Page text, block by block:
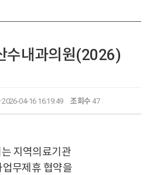
수내과의원(2026)
2026-04-16 16:19:49 조회수 47
지역의료기관
업무제휴 협약을